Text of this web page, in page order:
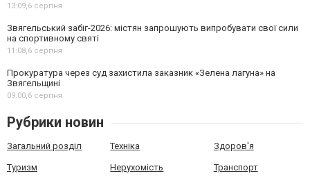
13:09,6 серпня
Звягельський забіг-2026: містян запрошують випробувати свої сили
на спортивному святі
11:08,6 серпня
Прокуратура через суд захистила заказник «Зелена лагуна» на
Звягельщині
09:00,6 серпня
Рубрики новин
Загальний розділ Техніка Здоров'я
Туризм Нерухомість Транспорт